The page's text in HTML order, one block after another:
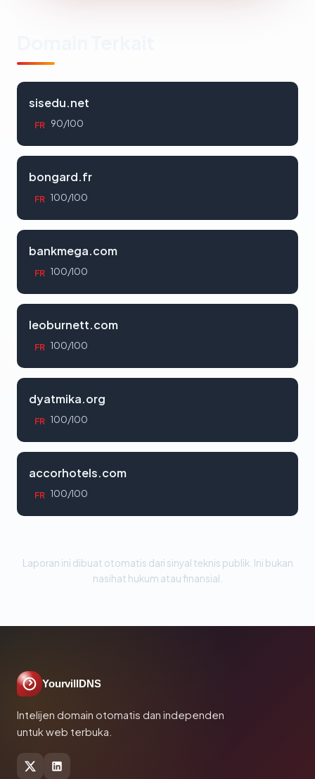
sisedu.net
FR 90/100
bongard.fr
FR 100/100
bankmega.com
FR 100/100
leoburnett.com
FR 100/100
dyatmika.org
FR 100/100
accorhotels.com
FR 100/100
Laporan ini dibuat otomatis dari sinyal teknis publik. Ini bukan
nasihat hukum atau finansial.
YourvillDNS
Intelijen domain otomatis dan independen
untuk web terbuka.